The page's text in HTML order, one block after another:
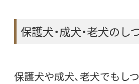
保護犬・成犬・老犬のし
保護犬や成犬、老犬でもし